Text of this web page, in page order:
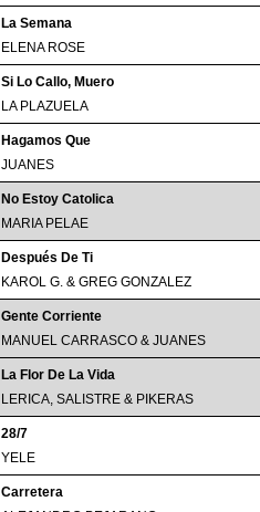
La Semana
ELENA ROSE
Si Lo Callo, Muero
LA PLAZUELA
Hagamos Que
JUANES
No Estoy Catolica
MARIA PELAE
Después De Ti
KAROL G. & GREG GONZALEZ
Gente Corriente
MANUEL CARRASCO & JUANES
La Flor De La Vida
LERICA, SALISTRE & PIKERAS
28/7
YELE
Carretera